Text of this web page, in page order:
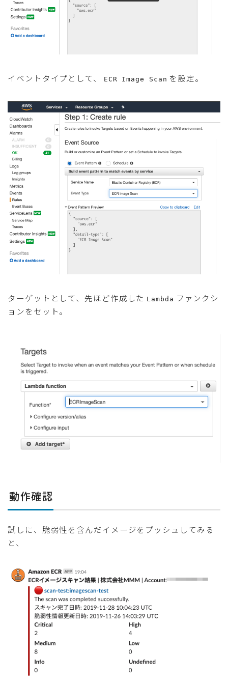
イベントタイプとして、 ECR Image Scan を設定。
ターゲットとして、先ほど作成した Lambda ファンクシ
ョンをセット。
動作確認
試しに、脆弱性を含んだイメージをプッシュしてみる
と、